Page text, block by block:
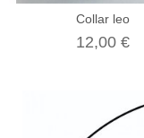
Collar leo
12,00 €